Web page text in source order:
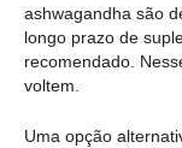
ashwagandha são
longo prazo de
recomendado.
voltem.
Uma opção